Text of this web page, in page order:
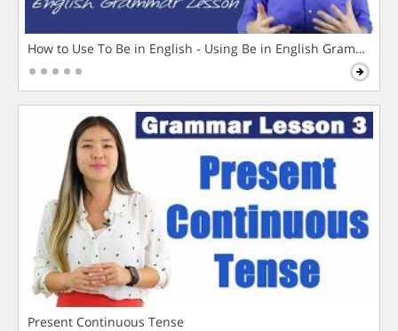
How to Use To Be in English - Using Be in English Grammar
Present Continuous Tense